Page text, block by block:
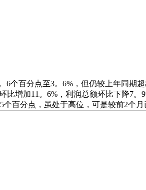
6个百分点至3。6%，但仍较上年同期超
比增加11。6%，利润总额环比下降7
个百分点，虽处于高位，可是较前2个